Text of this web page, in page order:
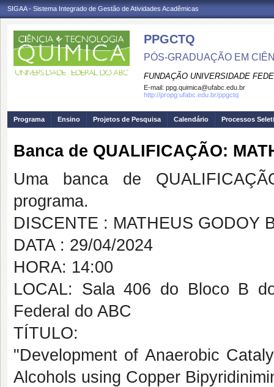
SIGAA - Sistema Integrado de Gestão de Atividades Acadêmicas
PPGCTQ
PÓS-GRADUAÇÃO EM
FUNDAÇÃO UNIVERSIDADE
E-mail: ppg.quimica@ufabc.edu.br
http://propg.ufabc.edu.br/ppgctq
Programa Ensino Projetos de Pesquisa Calendário Processos
Banca de QUALIFICAÇÃO:
Uma banca de
programa.
DISCENTE : MATHEUS GODOY
DATA : 29/04/2024
HORA: 14:00
LOCAL: Sala 406 do Bloco B
Federal do ABC
TÍTULO:
"Development of Anaerobic
Alcohols using Copper